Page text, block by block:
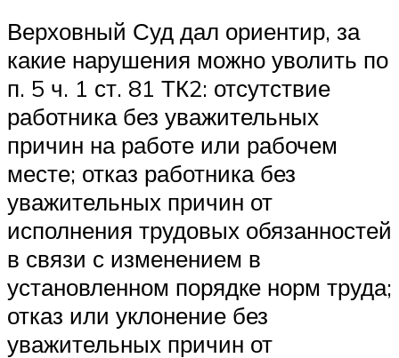
Верховный Суд дал ориентир, за
какие нарушения можно уволить по
п. 5 ч. 1 ст. 81 ТК2: отсутствие
работника без уважительных
причин на работе или рабочем
месте; отказ работника без
уважительных причин от
исполнения трудовых обязанностей
в связи с изменением в
установленном порядке норм труда;
отказ или уклонение без
уважительных причин от